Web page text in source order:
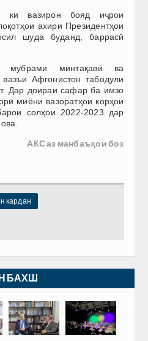
ки вазирон бояд иҷрои
ахири Президентҳои
шуда буданд, баррасӣ
минтақавӣ ва
Афғонистон табодули
Дар доираи сафар ба имзо
миёни вазоратҳои корҳои
солҳои 2022-2023 дар
АКС аз манбаъҳои боз
кардан
БАХШ